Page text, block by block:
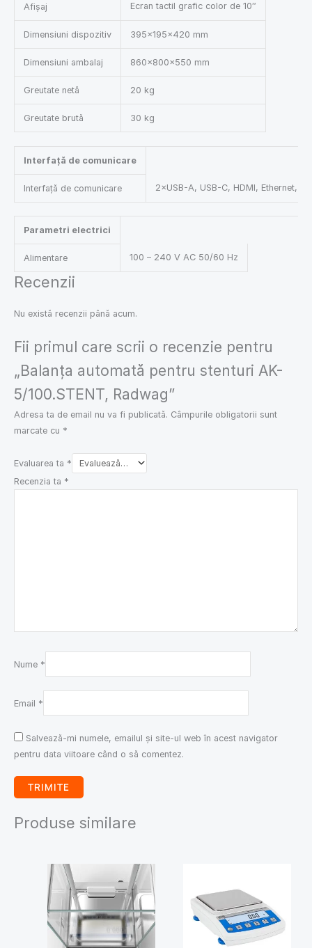
Afișaj Ecran tactil grafic color de 10″
Dimensiuni dispozitiv 395×195×420 mm
Dimensiuni ambalaj 860×800×550 mm
Greutate netă 20 kg
Greutate brută 30 kg
Interfață de comunicare
Interfață de comunicare 2×USB-A, USB-C, HDMI, Ethernet,
Parametri electrici
Alimentare 100 – 240 V AC 50/60 Hz
Recenzii
Nu există recenzii până acum.
Fii primul care scrii o recenzie pentru
„Balanța automată pentru stenturi AK-
5/100.STENT, Radwag”
Adresa ta de email nu va fi publicată. Câmpurile obligatorii sunt
marcate cu *
Evaluarea ta *
Recenzia ta *
Nume *
Email *
Salvează-mi numele, emailul și site-ul web în acest navigator
pentru data viitoare când o să comentez.
Produse similare